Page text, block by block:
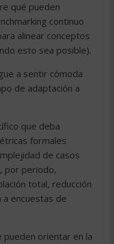
qué pueden
continuo
alinear conceptos
esto sea posible).
a sentir cómoda
de adaptación a
que deba
formales
de casos
por periodo,
total, reducción
encuestas de
pueden orientar en la